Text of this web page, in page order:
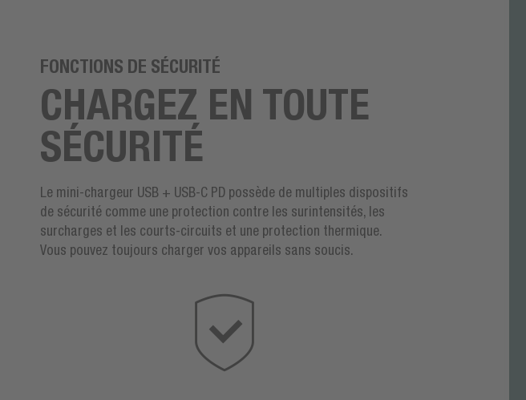
FONCTIONS DE SÉCURITÉ
CHARGEZ EN TOUTE
SÉCURITÉ
Le mini-chargeur USB + USB-C PD possède de multiples dispositifs
de sécurité comme une protection contre les surintensités, les
surcharges et les courts-circuits et une protection thermique.
Vous pouvez toujours charger vos appareils sans soucis.